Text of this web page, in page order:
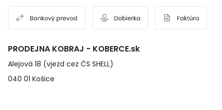
PRODEJNA KOBRAJ - KOBERCE.sk
Alejová 18 (vjezd cez ČS SHELL)
040 01 Košice